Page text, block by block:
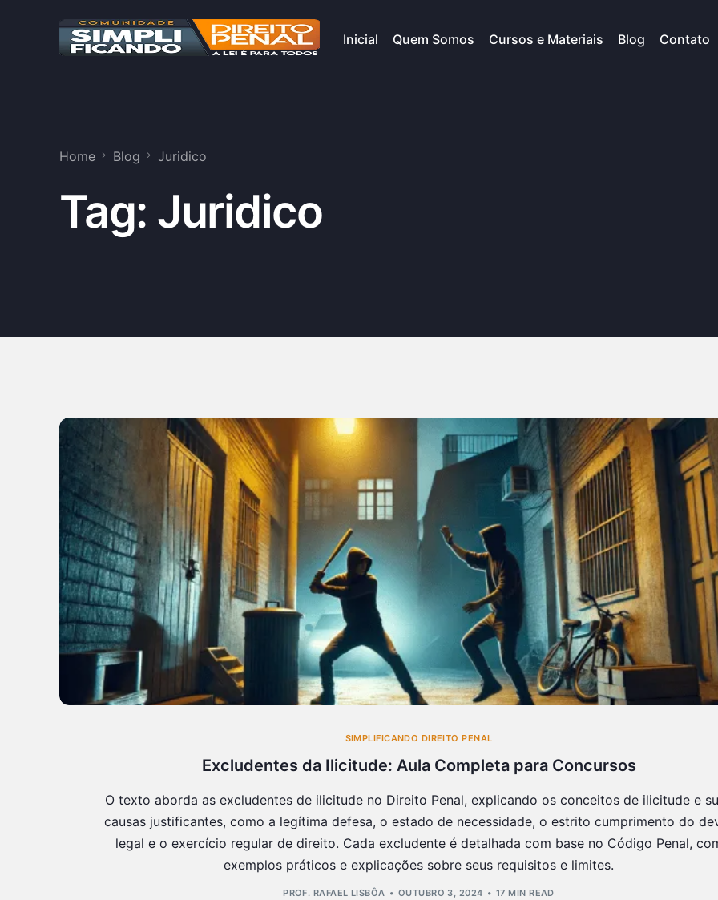
Inicial Quem Somos Cursos e Materiais Blog Contato
Home Blog Juridico
Tag: Juridico
SIMPLIFICANDO DIREITO PENAL
Excludentes da Ilicitude: Aula Completa para Concursos
O texto aborda as excludentes de ilicitude no Direito Penal, explicando os conceitos de ilicitude e
causas justificantes, como a legítima defesa, o estado de necessidade, o estrito cumprimento do
legal e o exercício regular de direito. Cada excludente é detalhada com base no Código Penal,
exemplos práticos e explicações sobre seus requisitos e limites.
PROF. RAFAEL LISBÔA OUTUBRO 3, 2024 17 MIN READ